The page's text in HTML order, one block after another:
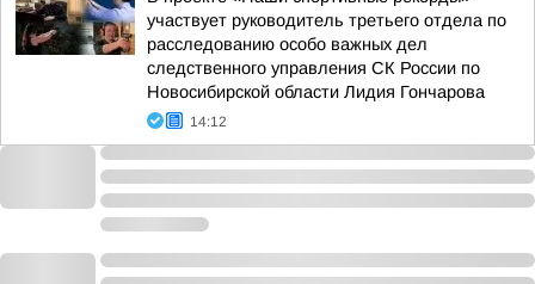
участвует руководитель третьего отдела по
расследованию особо важных дел
следственного управления СК России по
Новосибирской области Лидия Гончарова
14:12